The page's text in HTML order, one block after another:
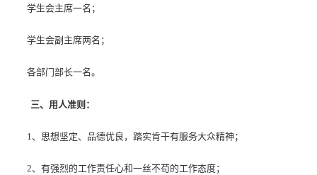
学生会主席一名；
学生会副主席两名；
各部门部长一名。
三、用人准则：
1、思想坚定、品德优良，踏实肯干有服务大众精神；
2、有强烈的工作责任心和一丝不苟的工作态度；